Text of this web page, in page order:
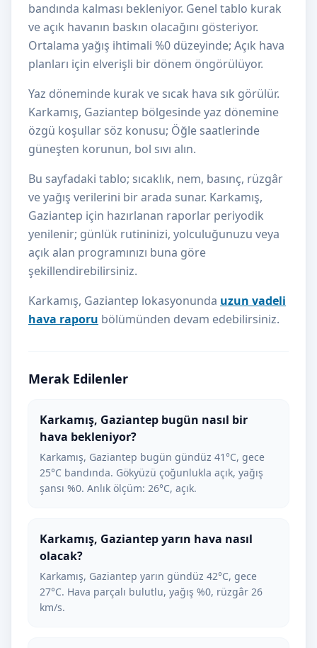
bandında kalması bekleniyor. Genel tablo kurak
ve açık havanın baskın olacağını gösteriyor.
Ortalama yağış ihtimali %0 düzeyinde; Açık hava
planları için elverişli bir dönem öngörülüyor.
Yaz döneminde kurak ve sıcak hava sık görülür.
Karkamış, Gaziantep bölgesinde yaz dönemine
özgü koşullar söz konusu; Öğle saatlerinde
güneşten korunun, bol sıvı alın.
Bu sayfadaki tablo; sıcaklık, nem, basınç, rüzgâr
ve yağış verilerini bir arada sunar. Karkamış,
Gaziantep için hazırlanan raporlar periyodik
yenilenir; günlük rutininizi, yolculuğunuzu veya
açık alan programınızı buna göre
şekillendirebilirsiniz.
Karkamış, Gaziantep lokasyonunda uzun vadeli
hava raporu bölümünden devam edebilirsiniz.
Merak Edilenler
Karkamış, Gaziantep bugün nasıl bir
hava bekleniyor?
Karkamış, Gaziantep bugün gündüz 41°C, gece
25°C bandında. Gökyüzü çoğunlukla açık, yağış
şansı %0. Anlık ölçüm: 26°C, açık.
Karkamış, Gaziantep yarın hava nasıl
olacak?
Karkamış, Gaziantep yarın gündüz 42°C, gece
27°C. Hava parçalı bulutlu, yağış %0, rüzgâr 26
km/s.